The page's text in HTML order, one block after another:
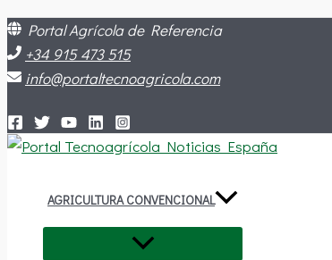
Portal Agrícola de Referencia
+34 915 473 515
info@portaltecnoagricola.com
AGRICULTURA CONVENCIONAL